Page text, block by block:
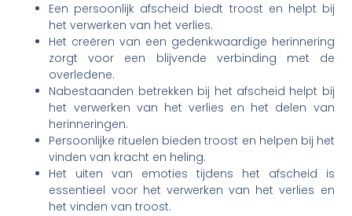
Een persoonlijk afscheid biedt troost en helpt bij
het verwerken van het verlies.
Het creëren van een gedenkwaardige herinnering
zorgt voor een blijvende verbinding met de
overledene.
Nabestaanden betrekken bij het afscheid helpt bij
het verwerken van het verlies en het delen van
herinneringen.
Persoonlijke rituelen bieden troost en helpen bij het
vinden van kracht en heling.
Het uiten van emoties tijdens het afscheid is
essentieel voor het verwerken van het verlies en
het vinden van troost.